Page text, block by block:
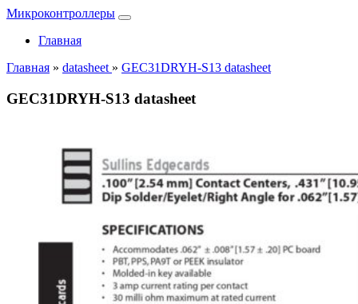
Микроконтроллеры
Главная
Главная » datasheet » GEC31DRYH-S13 datasheet
GEC31DRYH-S13 datasheet